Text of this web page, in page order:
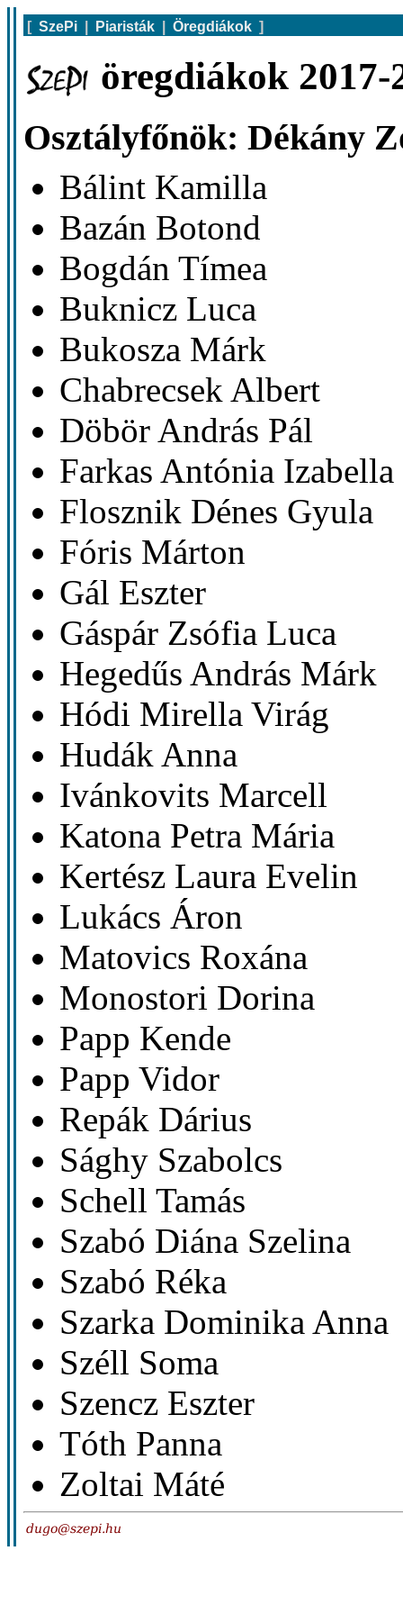
[ SzePi Piaristák Öregdiákok ]
öregdiákok 2017-
Osztályfőnök: Dékány
Bálint Kamilla
Bazán Botond
Bogdán Tímea
Buknicz Luca
Bukosza Márk
Chabrecsek Albert
Döbör András Pál
Farkas Antónia Izabella
Flosznik Dénes Gyula
Fóris Márton
Gál Eszter
Gáspár Zsófia Luca
Hegedűs András Márk
Hódi Mirella Virág
Hudák Anna
Ivánkovits Marcell
Katona Petra Mária
Kertész Laura Evelin
Lukács Áron
Matovics Roxána
Monostori Dorina
Papp Kende
Papp Vidor
Repák Dárius
Sághy Szabolcs
Schell Tamás
Szabó Diána Szelina
Szabó Réka
Szarka Dominika Anna
Széll Soma
Szencz Eszter
Tóth Panna
Zoltai Máté